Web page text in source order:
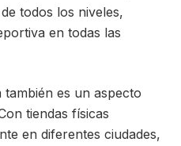
todos los niveles,
en todas las
es un aspecto
tiendas físicas
en diferentes ciudades,